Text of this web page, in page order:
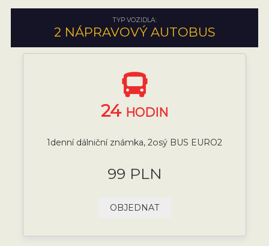
TYP VOZIDLA:
2 NÁPRAVOVÝ AUTOBUS
24 HODIN
1denní dálniční známka, 2osý BUS EURO2
99 PLN
OBJEDNAT